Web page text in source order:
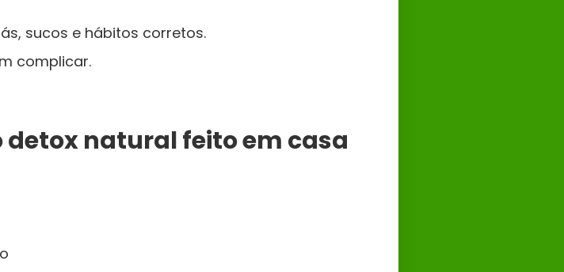
sucos e hábitos corretos.
complicar.
detox natural feito em casa